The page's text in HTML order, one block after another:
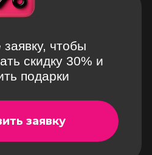
заявку, чтобы
скидку 30% и
подарки
заявку